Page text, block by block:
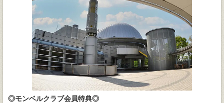
◎モンベルクラブ会員特典◎